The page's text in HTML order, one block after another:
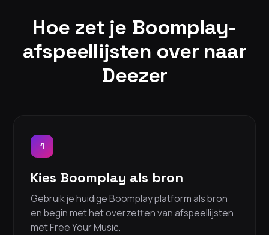
Hoe zet je Boomplay-
afspeellijsten over naar
Deezer
1
Kies Boomplay als bron
Gebruik je huidige Boomplay platform als bron
en begin met het overzetten van afspeellijsten
met Free Your Music.